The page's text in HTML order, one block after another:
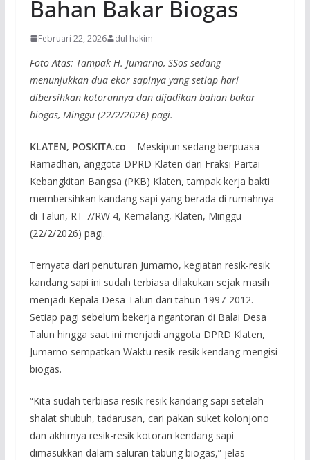
Bahan Bakar Biogas
Februari 22, 2026 dul hakim
Foto Atas: Tampak H. Jumarno, SSos sedang
menunjukkan dua ekor sapinya yang setiap hari
dibersihkan kotorannya dan dijadikan bahan bakar
biogas, Minggu (22/2/2026) pagi.
KLATEN, POSKITA.co – Meskipun sedang berpuasa
Ramadhan, anggota DPRD Klaten dari Fraksi Partai
Kebangkitan Bangsa (PKB) Klaten, tampak kerja bakti
membersihkan kandang sapi yang berada di rumahnya
di Talun, RT 7/RW 4, Kemalang, Klaten, Minggu
(22/2/2026) pagi.
Ternyata dari penuturan Jumarno, kegiatan resik-resik
kandang sapi ini sudah terbiasa dilakukan sejak masih
menjadi Kepala Desa Talun dari tahun 1997-2012.
Setiap pagi sebelum bekerja ngantoran di Balai Desa
Talun hingga saat ini menjadi anggota DPRD Klaten,
Jumarno sempatkan Waktu resik-resik kendang mengisi
biogas.
“Kita sudah terbiasa resik-resik kandang sapi setelah
shalat shubuh, tadarusan, cari pakan suket kolonjono
dan akhirnya resik-resik kotoran kendang sapi
dimasukkan dalam saluran tabung biogas,” jelas